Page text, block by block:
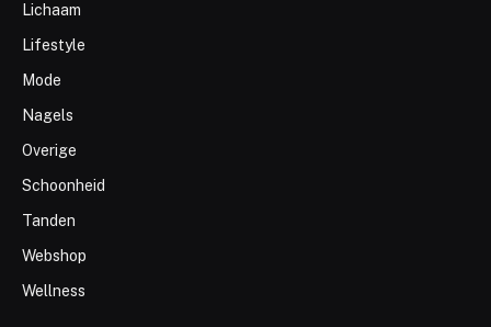
Lichaam
Lifestyle
Mode
Nagels
Overige
Schoonheid
Tanden
Webshop
Wellness